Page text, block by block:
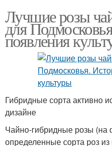
Лучшие розы
для
появления
Гибридные сорта активно
дизайне
Чайно-гибридные розы (на
определенные сорта роз